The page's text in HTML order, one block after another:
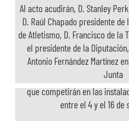
SOBRE NOSOTROS
TRANSPARENCIA
MASTER
Al acto acudirán, D. Stanley
D. Raúl Chapado presidente
de Atletismo, D. Francisco de la
el presidente de la
Antonio Fernández Martínez
Junta
CUENTA ATRÁS PARA EL
DE ATLETISMO
l Campeonato del Mundo de
en menos de una semana en
llegada de más de 8.000
que competirán en las
entre el 4 y el 16 de